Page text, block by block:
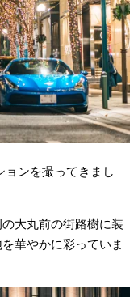
ョンを撮ってきまし
大丸前の街路樹に装
華やかに彩っていま